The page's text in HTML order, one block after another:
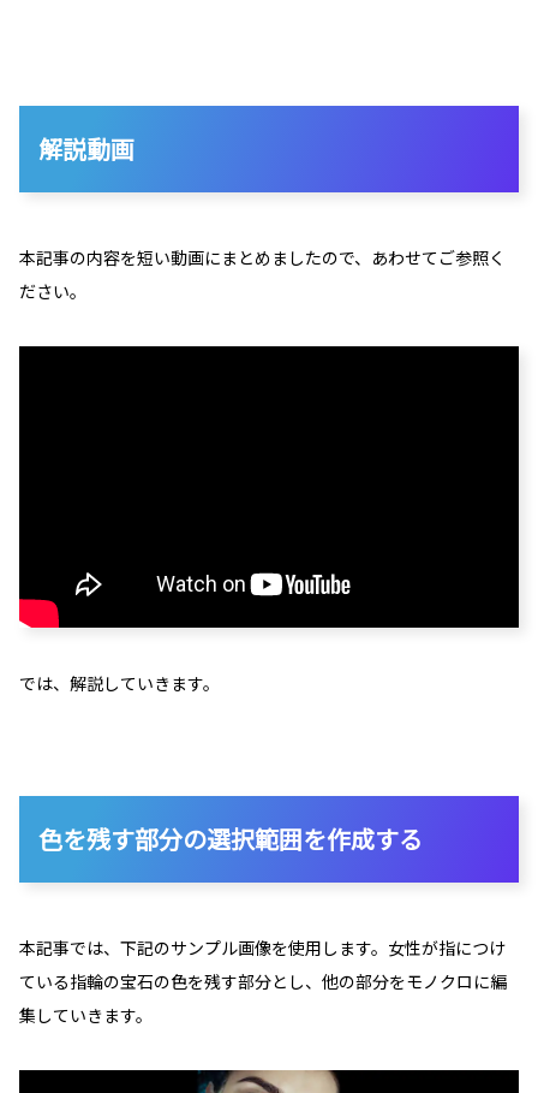
解説動画
本記事の内容を短い動画にまとめましたので、あわせてご参照く
ださい。
では、解説していきます。
色を残す部分の選択範囲を作成する
本記事では、下記のサンプル画像を使用します。女性が指につけ
ている指輪の宝石の色を残す部分とし、他の部分をモノクロに編
集していきます。